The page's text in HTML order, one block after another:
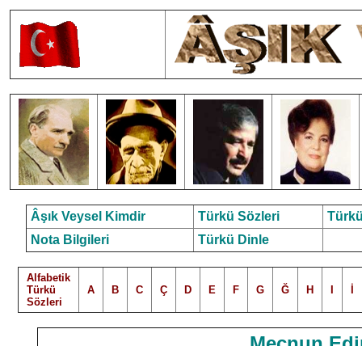
Âşık Veysel Kimdir Türkü Sözleri
Nota Bilgileri
Türkü Dinle
Alfabetik
Türkü
Sözleri
A B C Ç D E F G Ğ H